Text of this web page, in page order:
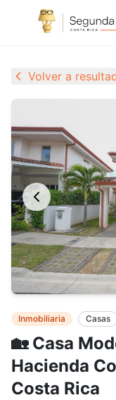
Volver a
🏡 Casa
Hacienda
Costa Rica
Inmobiliaria Casas